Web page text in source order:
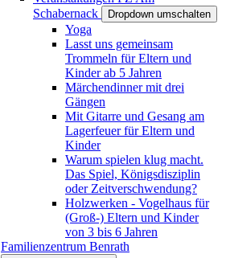
Schabernack
Dropdown umschalten
Yoga
Lasst uns gemeinsam
Trommeln für Eltern und
Kinder ab 5 Jahren
Märchendinner mit drei
Gängen
Mit Gitarre und Gesang am
Lagerfeuer für Eltern und
Kinder
Warum spielen klug macht.
Das Spiel, Königsdisziplin
oder Zeitverschwendung?
Holzwerken - Vogelhaus für
(Groß-) Eltern und Kinder
von 3 bis 6 Jahren
Familienzentrum Benrath